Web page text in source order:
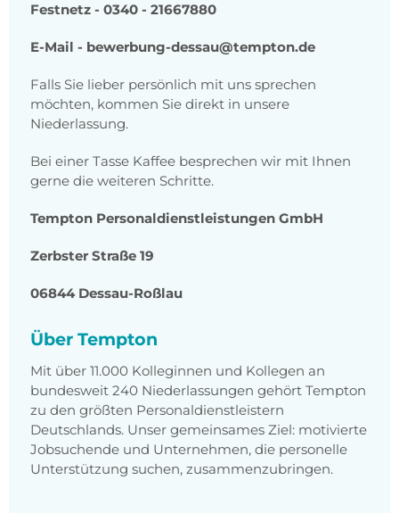
Festnetz - 0340 - 21667880
E-Mail - bewerbung-dessau@tempton.de
Falls Sie lieber persönlich mit uns sprechen
möchten, kommen Sie direkt in unsere
Niederlassung.
Bei einer Tasse Kaffee besprechen wir mit Ihnen
gerne die weiteren Schritte.
Tempton Personaldienstleistungen GmbH
Zerbster Straße 19
06844 Dessau-Roßlau
Über Tempton
Mit über 11.000 Kolleginnen und Kollegen an
bundesweit 240 Niederlassungen gehört Tempton
zu den größten Personaldienstleistern
Deutschlands. Unser gemeinsames Ziel: motivierte
Jobsuchende und Unternehmen, die personelle
Unterstützung suchen, zusammenzubringen.